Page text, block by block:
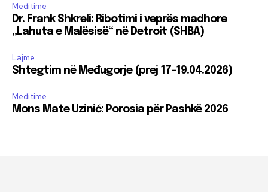
Meditime
Dr. Frank Shkreli: Ribotimi i veprës madhore
„Lahuta e Malësisë“ në Detroit (SHBA)
Lajme
Shtegtim në Međugorje (prej 17-19.04.2026)
Meditime
Mons Mate Uzinić: Porosia për Pashkë 2026